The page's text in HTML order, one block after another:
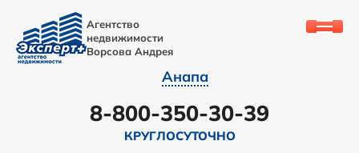
Агентство
недвижимости
Ворсова Андрея
Анапа
8-800-350-30-39
КРУГЛОСУТОЧНО